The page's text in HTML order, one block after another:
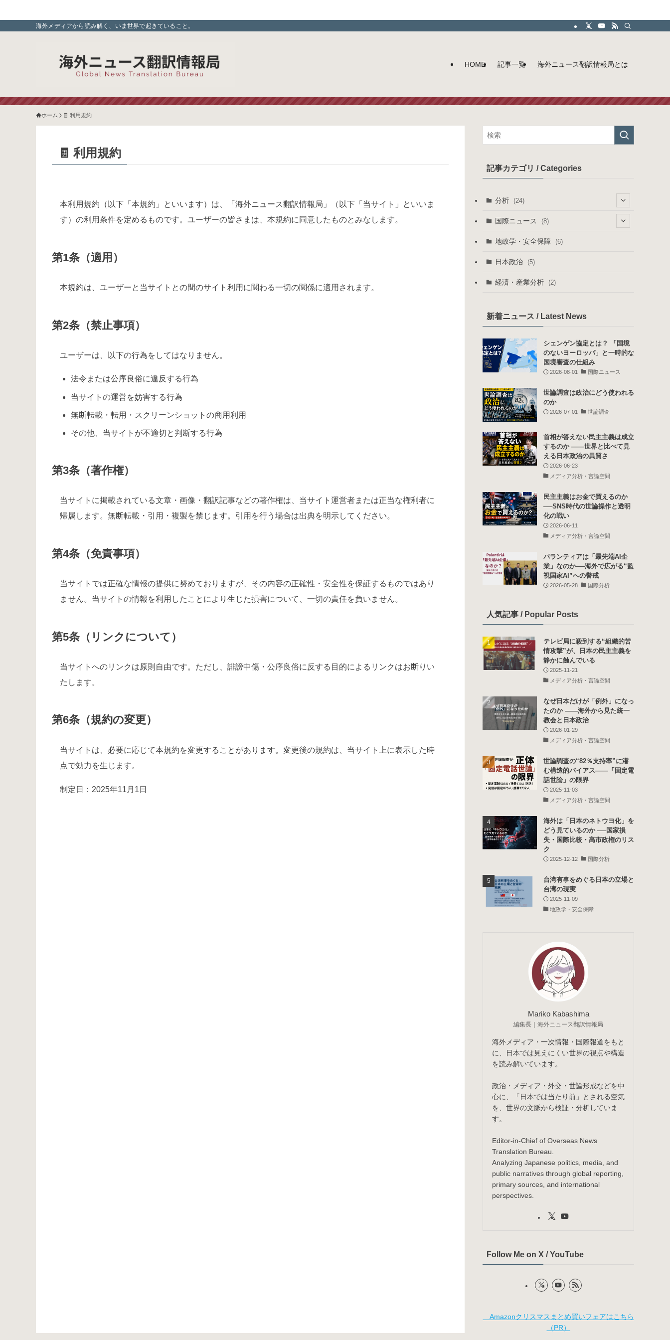
海外メディアから読み解く、いま世界で起きていること。
HOME 記事一覧 海外ニュース翻訳情報局とは
ホーム 🧾 利用規約
🧾 利用規約
本利用規約（以下「本規約」といいます）は、「海外ニュース翻訳情報局」（以下「当サイト」といいま
す）の利用条件を定めるものです。ユーザーの皆さまは、本規約に同意したものとみなします。
第1条（適用）
本規約は、ユーザーと当サイトとの間のサイト利用に関わる一切の関係に適用されます。
第2条（禁止事項）
ユーザーは、以下の行為をしてはなりません。
法令または公序良俗に違反する行為
当サイトの運営を妨害する行為
無断転載・転用・スクリーンショットの商用利用
その他、当サイトが不適切と判断する行為
第3条（著作権）
当サイトに掲載されている文章・画像・翻訳記事などの著作権は、当サイト運営者または正当な権利者に
帰属します。無断転載・引用・複製を禁じます。引用を行う場合は出典を明示してください。
第4条（免責事項）
当サイトでは正確な情報の提供に努めておりますが、その内容の正確性・安全性を保証するものではあり
ません。当サイトの情報を利用したことにより生じた損害について、一切の責任を負いません。
第5条（リンクについて）
当サイトへのリンクは原則自由です。ただし、誹謗中傷・公序良俗に反する目的によるリンクはお断りい
たします。
第6条（規約の変更）
当サイトは、必要に応じて本規約を変更することがあります。変更後の規約は、当サイト上に表示した時
点で効力を生じます。
制定日：2025年11月1日
記事カテゴリ / Categories
分析 (24)
(1)
(13)
国際ニュース (8)
(1)
(3)
地政学・安全保障 (6)
日本政治 (5)
経済・産業分析 (2)
新着ニュース / Latest News
シェンゲン協定とは？ 「国境
のないヨーロッパ」と一時的な
国境審査の仕組み
2026-08-01 国際ニュース
世論調査は政治にどう使われる
のか
2026-07-01 世論調査
首相が答えない民主主義は成立
するのか ――世界と比べて見
える日本政治の異質さ
2026-06-23
メディア分析・言論空間
民主主義はお金で買えるのか
──SNS時代の世論操作と透明
化の戦い
2026-06-11
メディア分析・言論空間
パランティアは「最先端AI企
業」なのか──海外で広がる“監
視国家AI”への警戒
2026-05-28 国際分析
人気記事 / Popular Posts
テレビ局に殺到する“組織的苦
情攻撃”が、日本の民主主義を
静かに蝕んでいる
2025-11-21
メディア分析・言論空間
なぜ日本だけが「例外」になっ
たのか ――海外から見た統一
教会と日本政治
2026-01-29
メディア分析・言論空間
世論調査の“82％支持率”に潜
む構造的バイアス――「固定電
話世論」の限界
2025-11-03
メディア分析・言論空間
海外は「日本のネトウヨ化」を
どう見ているのか ──国家損
失・国際比較・高市政権のリス
ク
2025-12-12 国際分析
台湾有事をめぐる日本の立場と
台湾の現実
2025-11-09
地政学・安全保障
Mariko Kabashima
編集長｜海外ニュース翻訳情報局
海外メディア・一次情報・国際報道をもと
に、日本では見えにくい世界の視点や構造
を読み解いています。
政治・メディア・外交・世論形成などを中
心に、「日本では当たり前」とされる空気
を、世界の文脈から検証・分析していま
す。
Editor-in-Chief of Overseas News
Translation Bureau.
Analyzing Japanese politics, media, and
public narratives through global reporting,
primary sources, and international
perspectives.
Follow Me on X / YouTube
Amazonクリスマスまとめ買いフェアはこちら
（PR）